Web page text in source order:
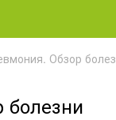
Обзор
болезни